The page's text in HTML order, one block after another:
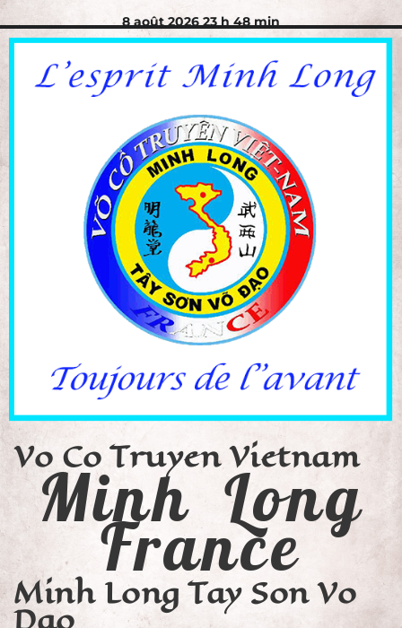
8 août 2026 23 h 48 min
Vo Co Truyen Vietnam
Minh Long
France
Minh Long Tay Son Vo